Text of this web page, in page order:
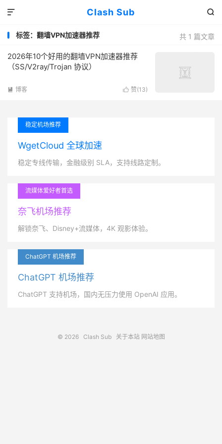
Clash Sub 

共 1 篇文章
标签：翻墙VPN加速器推荐
2026年10个好用的翻墙VPN加速器推荐
（SS/V2ray/Trojan 协议）
 赞(13)
 博客
稳定机场推荐
WgetCloud 全球加速
稳定专线传输，金融级别 SLA，支持线路定制。
流媒体爱好者首选
奈飞机场推荐
解锁奈飞、Disney+流媒体，4K 观影体验。
ChatGPT 机场推荐
ChatGPT 机场推荐
ChatGPT 支持机场，国内无压力使用 OpenAI 应用。
© 2026 Clash Sub 关于本站 网站地图